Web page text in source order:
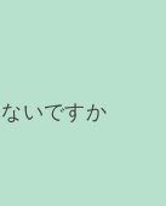
いですか